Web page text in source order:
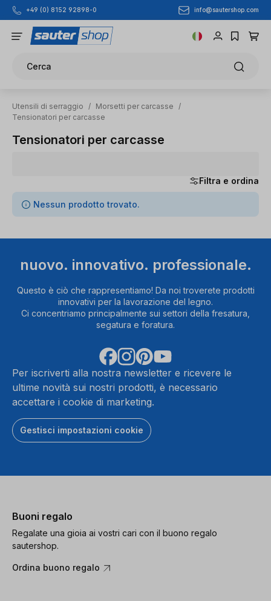
Passa al contenuto principale
+49 (0) 8152 92898-0 info@sautershop.com
Cerca
Utensili di serraggio / Morsetti per carcasse
/
Tensionatori per carcasse
Tensionatori per carcasse
Filtra e ordina
0 articoli trovati
Nessun prodotto trovato.
nuovo. innovativo. professionale.
Questo è ciò che rappresentiamo! Da noi troverete prodotti
innovativi per la lavorazione del legno.
Ci concentriamo principalmente sui settori della fresatura,
segatura e foratura.
Per iscriverti alla nostra newsletter e ricevere le
ultime novità sui nostri prodotti, è necessario
accettare i cookie di marketing.
Gestisci impostazioni cookie
Buoni regalo
Regalate una gioia ai vostri cari con il buono regalo
sautershop.
Ordina buono regalo